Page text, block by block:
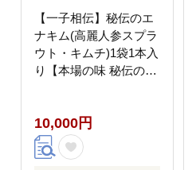
【一子相伝】秘伝のエ
ナキム(高麗人参スプラ
ウト・キムチ)1袋1本入
り【本場の味 秘伝の味
10,000円